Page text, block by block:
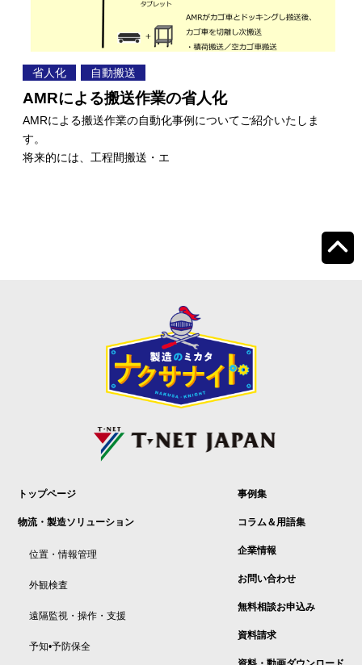
省人化 自動搬送
AMRによる搬送作業の省人化
AMRによる搬送作業の自動化事例についてご紹介いたしま
す。
将来的には、工程間搬送・エ
トップページ
物流・製造ソリューション
位置・情報管理
外観検査
遠隔監視・操作・支援
予知•予防保全
事例集
コラム＆用語集
企業情報
お問い合わせ
無料相談お申込み
資料請求